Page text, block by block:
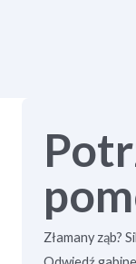
Złamany ząb?